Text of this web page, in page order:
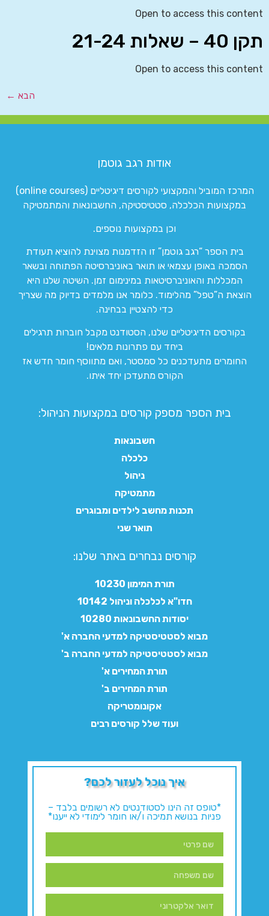
Open to access this content
תקן 40 – שאלות 21-24
Open to access this content
הבא ←
אודות רגב גוטמן
המרכז המוביל והמקצועי לקורסים דיגיטליים (online courses)
במקצועות הכלכלה, סטטיסטיקה, החשבונאות והמתמטיקה
וכן במקצועות נוספים.
בית הספר “רגב גוטמן” זו הזדמנות מצוינת להוציא תעודת
הסמכה באופן עצמאי או תואר באוניברסיטה הפתוחה ובשאר
המכללות והאוניברסיטאות במינימום זמן. השיטה שלנו היא
הוצאת ה”טפל” מהלימוד. כלומר אנו מלמדים בדיוק מה שצריך
כדי להצטיין בבחינה.
בקורסים הדיגיטליים שלנו, הסטודנט מקבל חוברות תרגילים
ביחד עם פתרונות מלאים!
החומרים מתעדכנים כל סמסטר, ואם מתווסף חומר חדש אז
הקורס מתעדכן יחד איתו.
בית הספר מספק קורסים במקצועות הניהול:
חשבונאות
כלכלה
ניהול
מתמטיקה
תכנות מחשב לילדים ומבוגרים
תואר שני
קורסים נבחרים באתר שלנו:​
תורת המימון 10230
חדו"א לכלכלה וניהול 10142
יסודות החשבונאות 10280
מבוא לסטטיסטיקה למדעי החברה א'
מבוא לסטטיסטיקה למדעי החברה ב'
תורת המחירים א'
תורת המחירים ב'
אקונומטריקה
ועוד שלל קורסים רבים
איך נוכל לעזור לכם?
*טופס זה הינו לסטודנטים לא רשומים בלבד –
פניות בנושא תמיכה ו/או חומר לימודי לא ייענו*